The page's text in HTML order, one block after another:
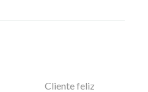
Cliente feliz